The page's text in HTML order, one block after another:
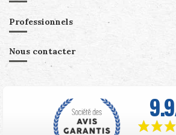
Professionnels
Nous contacter